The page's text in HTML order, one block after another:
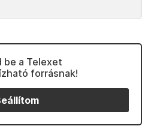
be a Telexet
forrásnak!